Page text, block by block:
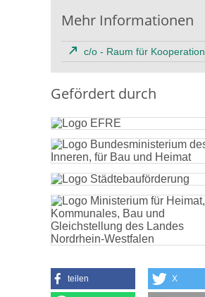
Mehr Informationen
c/o - Raum für Kooperation
Gefördert durch
teilen X